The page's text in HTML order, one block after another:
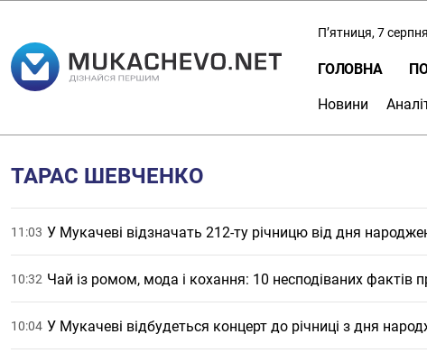
П’ятниця, 7
ГОЛОВНА
Новини
ТАРАС ШЕВЧЕНКО
11:03 У Мукачеві відзначать 212-ту річницю від дня
10:32 Чай із ромом, мода і кохання: 10 несподіваних фактів
10:04 У Мукачеві відбудеться концерт до річниці з дня